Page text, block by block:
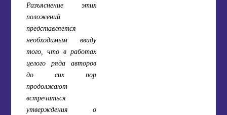
Разъяснение этих
положений
представляется
необходимым ввиду
того, что в работах
целого ряда авторов
до сих пор
продолжают
встречаться
утверждения о